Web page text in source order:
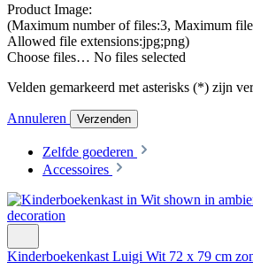
Product Image:
(Maximum number of files:3, Maximum
Allowed file extensions:jpg;png)
Choose files… No files selected
Velden gemarkeerd met asterisks (*) zijn
Annuleren Verzenden
Zelfde goederen
Accessoires
Kinderboekenkast Luigi Wit 72 x 79 cm